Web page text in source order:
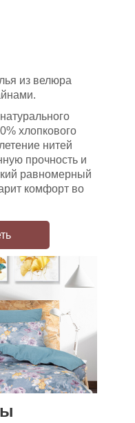
из велюра
хлопкового
нитей
прочность и
равномерный
комфорт во